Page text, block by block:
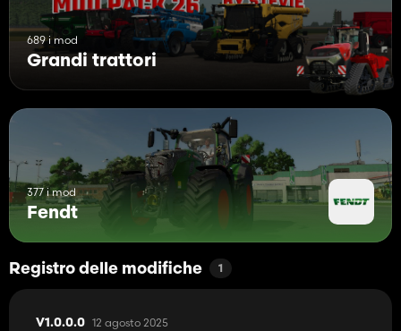
689 i mod
Grandi trattori
377 i mod
Fendt
Registro delle modifiche 1
V1.0.0.0 12 agosto 2025